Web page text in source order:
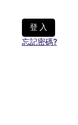
登 入
忘記密碼?